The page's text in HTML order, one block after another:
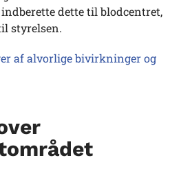
dette til blodcentret,
styrelsen.
af alvorlige bivirkninger og